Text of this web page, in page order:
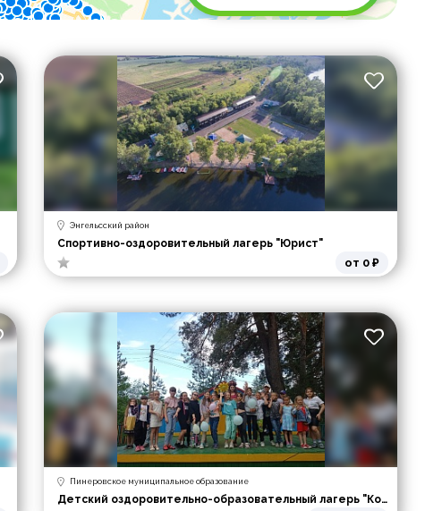
Энгельсский район
Спортивно-оздоровительный лагерь "Юрист"
от 0 ₽
Пинеровское муниципальное образование
Детский оздоровительно-образовательный лагерь "Колос"